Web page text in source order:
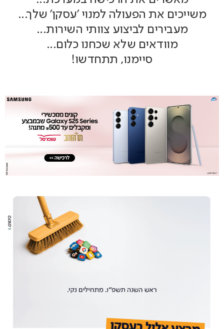
משייכים את הפעולה למנוי 'עסקן' שלך...
מעבירים לביצוע צוותי השירות...
מוודאים שלא שכחנו כלום...
סיימנו, תתחדשו!